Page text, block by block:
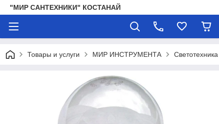
"МИР САНТЕХНИКИ" КОСТАНАЙ
Товары и услуги МИР ИНСТРУМЕНТА Светотехника